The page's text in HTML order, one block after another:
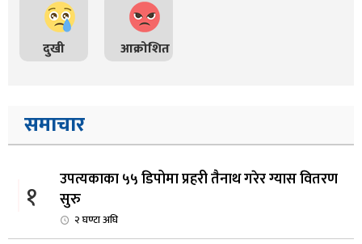
दुखी आक्रोशित
समाचार
१
उपत्यकाका ५५ डिपोमा प्रहरी तैनाथ गरेर ग्यास वितरण
सुरु
२ घण्टा अघि